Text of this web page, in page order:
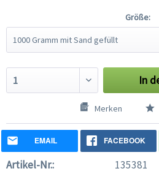
Größe:
In
Merken
EMAIL FACEBOOK
Artikel-Nr.: 135381